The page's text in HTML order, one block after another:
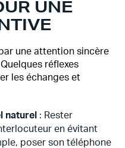
UNE
une attention sincère
réflexes
les échanges et
naturel : Rester
en évitant
poser son téléphone